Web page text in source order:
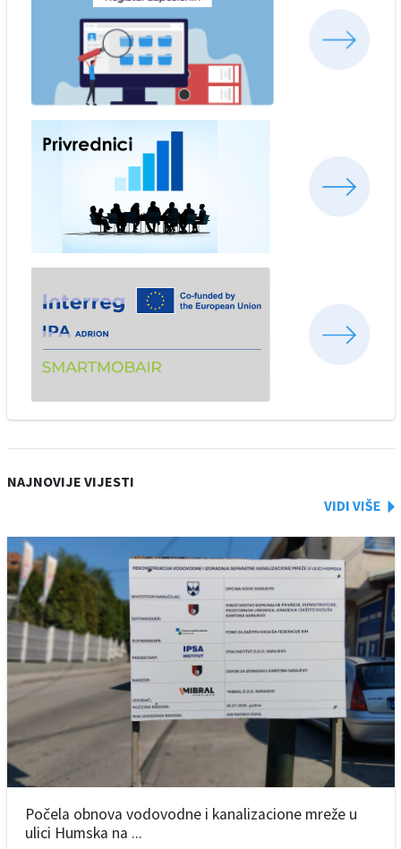
NAJNOVIJE VIJESTI
Počela obnova vodovodne i kanalizacione mreže u
ulici Humska na ...